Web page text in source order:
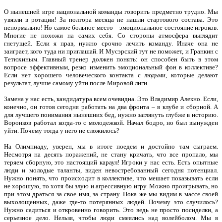
О нынешней игре национальной команды говорить предметно трудно. Мы
увязли в ротации! За полтора месяца не нашли стартового состава. Это
ненормально! Но самое больное место – эмоциональное состояние игроков.
Многие не похожи на самих себя. Со стороны атмосфера выглядит
гнетущей. Если я прав, нужно срочно лечить команду. Иначе она не
заиграет, кого туда ни приглашай. И Мусэрский тут не поможет, и Гранкин с
Тетюхиным. Главный тренер должен понять: он способен быть в этом
вопросе эффективным, резко изменить эмоциональный фон в коллективе?
Если нет хорошего человеческого контакта с людьми, которые делают
результат, лучше самому уйти после Мировой лиги.
Замена у нас есть, кандидатура всем очевидна. Это Владимир Алекно. Если,
конечно, он готов сегодня работать на два фронта – в клубе и сборной. А
для лучшего понимания нынешних бед, нужно заглянуть глубже в историю.
Воронков работал когда-то с молодежкой. Начал бодро, но был вынужден
уйти. Почему тогда у него не сложилось?
На Олимпиаду, уверен, мы в итоге поедем и достойно там сыграем.
Несмотря на десять поражений, не стану кричать, что все пропало, мы
теряем сборную, это настоящий караул! Игроки у нас есть. Есть опытные
люди и молодые таланты, виден невостребованный сегодня потенциал.
Нужно понять, что происходит в коллективе, что мешает показывать если
не хорошую, то хотя бы злую и агрессивную игру. Можно проигрывать, но
при этом драться за свое имя, за страну. Пока же мы видим в массе своей
выхолощенных, даже где-то потерянных людей. Почему это случилось?
Нужно садиться и откровенно говорить. Это ведь не просто посиделки, а
серьезное дело. Нельзя, чтобы люди смеялись над волейболом. Мы в